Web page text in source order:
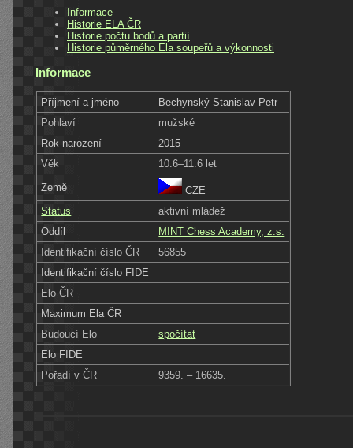
Informace
Historie ELA ČR
Historie počtu bodů a partií
Historie půměrného Ela soupeřů a výkonnosti
Informace
Příjmení a jméno
Bechynský Stanislav Petr
Pohlaví
mužské
Rok narození
2015
Věk
10.6–11.6 let
Země
CZE
Status
aktivní mládež
Oddíl
MINT Chess Academy, z.s.
Identifikační číslo ČR
56855
Identifikační číslo FIDE
Elo ČR
Maximum Ela ČR
Budoucí Elo
spočítat
Elo FIDE
Pořadí v ČR
9359. – 16635.